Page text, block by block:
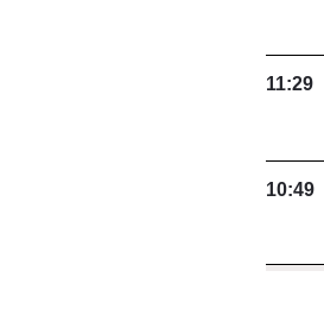
11:29
10:49